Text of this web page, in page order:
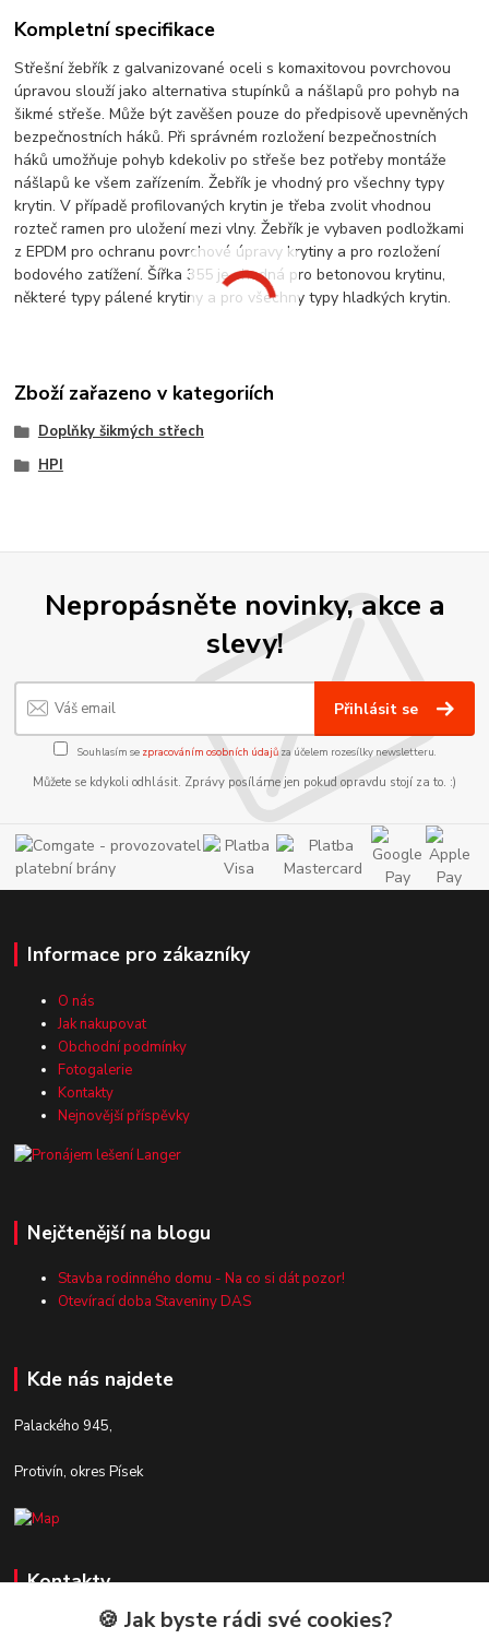
Kompletní specifikace
Střešní žebřík z galvanizované oceli s komaxitovou povrchovou
úpravou slouží jako alternativa stupínků a nášlapů pro pohyb na
šikmé střeše. Může být zavěšen pouze do předpisově upevněných
bezpečnostních háků. Při správném rozložení bezpečnostních
háků umožňuje pohyb kdekoliv po střeše bez potřeby montáže
nášlapů ke všem zařízením. Žebřík je vhodný pro všechny typy
krytin. V případě profilovaných krytin je třeba zvolit vhodnou
rozteč ramen pro uložení mezi vlny. Žebřík je vybaven podložkami
z EPDM pro ochranu povrchové úpravy krytiny a pro rozložení
bodového zatížení. Šířka 355 je vhodná pro betonovou krytinu,
některé typy pálené krytiny a pro všechny typy hladkých krytin.
Zboží zařazeno v kategoriích
Doplňky šikmých střech
HPI
Nepropásněte novinky, akce a
slevy!
Přihlásit se
Souhlasím se zpracováním osobních údajůza účelem rozesílky newsletteru.
Můžete se kdykoli odhlásit. Zprávy posíláme jen pokud opravdu stojí za to. :)
Informace pro zákazníky
O nás
Jak nakupovat
Obchodní podmínky
Fotogalerie
Kontakty
Nejnovější příspěvky
Nejčtenější na blogu
Stavba rodinného domu - Na co si dát pozor!
Otevírací doba Staveniny DAS
Kde nás najdete
Palackého 945,
Protivín, okres Písek
Kontakty
Zákaznická podpora Stavby DaS
🍪 Jak byste rádi své cookies?